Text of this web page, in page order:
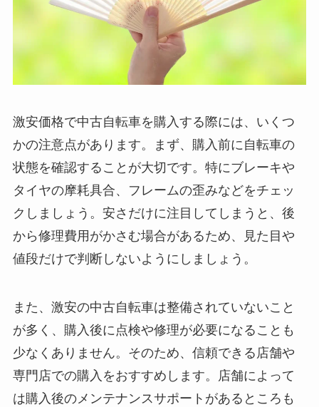
激安価格で中古自転車を購入する際には、いくつ
かの注意点があります。まず、購入前に自転車の
状態を確認することが大切です。特にブレーキや
タイヤの摩耗具合、フレームの歪みなどをチェッ
クしましょう。安さだけに注目してしまうと、後
から修理費用がかさむ場合があるため、見た目や
値段だけで判断しないようにしましょう。
また、激安の中古自転車は整備されていないこと
が多く、購入後に点検や修理が必要になることも
少なくありません。そのため、信頼できる店舗や
専門店での購入をおすすめします。店舗によって
は購入後のメンテナンスサポートがあるところも